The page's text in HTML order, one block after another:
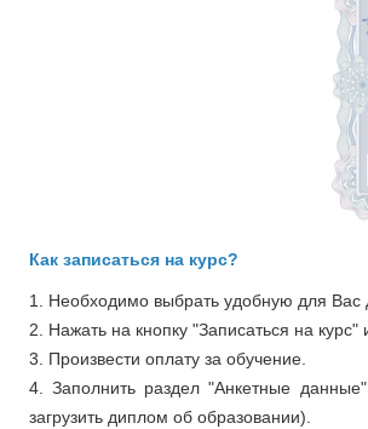
Как записаться на курс?
1. Необходимо выбрать удобную для Вас
2. Нажать на кнопку "Записаться на
3. Произвести оплату за обучение.
4. Заполнить раздел "Анкетные
загрузить диплом об образовании).